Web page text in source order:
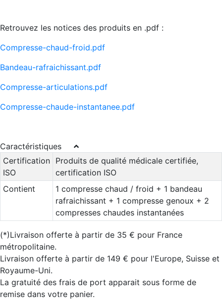
Retrouvez les notices des produits en .pdf :
Compresse-chaud-froid.pdf
Bandeau-rafraichissant.pdf
Compresse-articulations.pdf
Compresse-chaude-instantanee.pdf
Caractéristiques
Certification
ISO
Produits de qualité médicale certifiée,
certification ISO
Contient
1 compresse chaud / froid + 1 bandeau
rafraichissant + 1 compresse genoux + 2
compresses chaudes instantanées
(*)Livraison offerte à partir de 35 € pour France
métropolitaine.
Livraison offerte à partir de 149 € pour l'Europe, Suisse et
Royaume-Uni.
La gratuité des frais de port apparait sous forme de
remise dans votre panier.